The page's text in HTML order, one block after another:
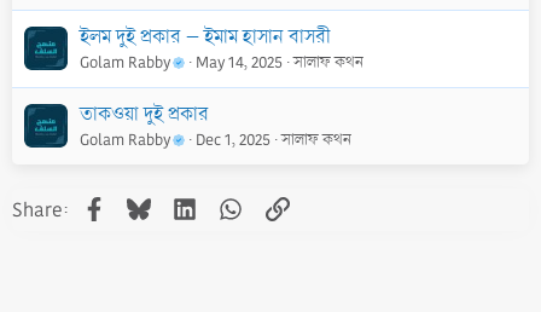
ইলম দুই প্রকার – ইমাম হাসান বাসরী
Golam Rabby May 14, 2025 সালাফ কথন
তাকওয়া দুই প্রকার
Golam Rabby Dec 1, 2025 সালাফ কথন
Share: Facebook
BlueskyLinkedInWhatsApp
Link